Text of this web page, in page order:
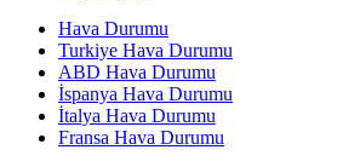
Hava Durumu
Turkiye Hava Durumu
ABD Hava Durumu
İspanya Hava Durumu
İtalya Hava Durumu
Fransa Hava Durumu